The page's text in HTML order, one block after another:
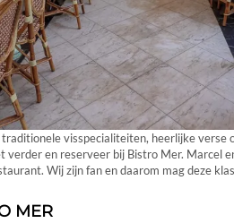
visspecialiteiten, heerlijke verse
verder en reserveer bij Bistro Mer. Marcel
Wij zijn fan en daarom mag deze
MER